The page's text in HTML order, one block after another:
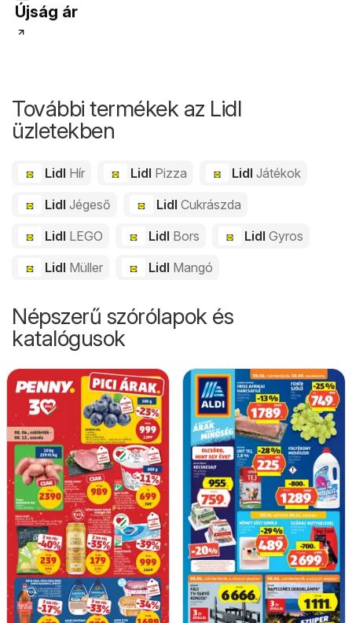
Újság ár
További termékek az Lidl
üzletekben
Lidl Hír Lidl Pizza LidlJátékok
Lidl Jégeső Lidl Cukrászda
Lidl LEGO Lidl Bors LidlGyros
Lidl Müller Lidl Mangó
Népszerű szórólapok és
katalógusok